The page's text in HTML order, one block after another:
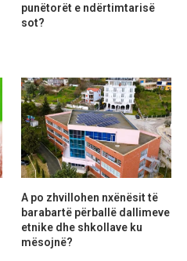
punëtorët e ndërtimtarisë
sot?
A po zhvillohen nxënësit të
barabartë përballë dallimeve
etnike dhe shkollave ku
mësojnë?